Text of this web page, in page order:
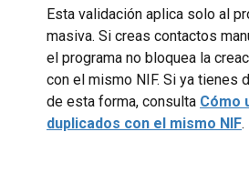
Esta validación aplica solo al
masiva. Si creas contactos
el programa no bloquea la
con el mismo NIF. Si ya tienes
de esta forma, consulta Cómo
duplicados con el mismo NIF.